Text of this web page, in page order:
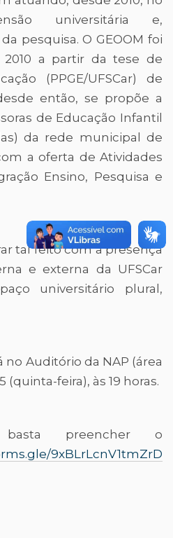
universitária e,
pesquisa. O GEOOM foi
a partir da tese de
(PPGE/UFSCar) de
então, se propõe a
de Educação Infantil
da rede municipal de
a oferta de Atividades
Ensino, Pesquisa e
tal feito com a presença
e externa da UFSCar
universitário plural,
Auditório da NAP (área
(quinta-feira), às 19 horas.
basta preencher o
9xBLrLcnV1tmZrD